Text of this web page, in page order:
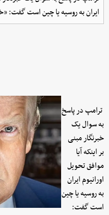
ایران به روسیه یا چین است گفت:
ترامپ در پاسخ
به سوال یک
خبرنگار مبنی
بر اینکه آیا
موافق تحویل
اورانیوم ایران
به روسیه یا چین
است گفت: